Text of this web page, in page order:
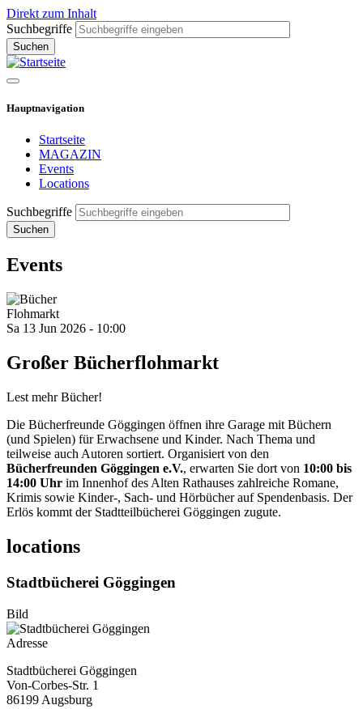
Direkt zum Inhalt
Suchbegriffe
Hauptnavigation
Startseite
MAGAZIN
Events
Locations
Suchbegriffe
Events
Flohmarkt
Sa 13 Jun 2026 - 10:00
Großer Bücherflohmarkt
Lest mehr Bücher!
Die Bücherfreunde Göggingen öffnen ihre Garage mit Büchern
(und Spielen) für Erwachsene und Kinder. Nach Thema und
teilweise auch Autoren sortiert. Organisiert von den
Bücherfreunden Göggingen e.V., erwarten Sie dort von 10:00 bis
14:00 Uhr im Innenhof des Alten Rathauses zahlreiche Romane,
Krimis sowie Kinder-, Sach- und Hörbücher auf Spendenbasis. Der
Erlös kommt der Stadtteilbücherei Göggingen zugute.
locations
Stadtbücherei Göggingen
Bild
Adresse
Stadtbücherei Göggingen
Von-Corbes-Str. 1
86199 Augsburg